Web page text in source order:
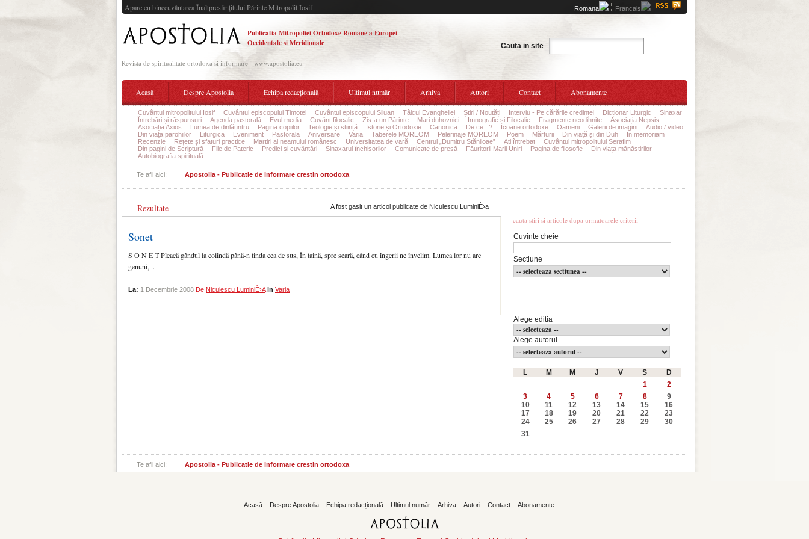
Apare cu binecuvântarea Înaltpresfinţitului Părinte Mitropolit Iosif Romana Francais
Publicatia Mitropoliei Ortodoxe Române a Europei
Occidentale si Meridionale
Revista de spiritualitate ortodoxa si informare - www.apostolia.eu
Cauta in site
Acasă Despre Apostolia Echipa redacțională Ultimul număr Arhiva Autori Contact Abonamente
Cuvântul mitropolitului Iosif Cuvântul episcopului Timotei Cuvântul episcopului Siluan Tâlcul Evangheliei Știri / Noutăți Interviu - Pe cărările credinței Dicționar Liturgic
Sinaxar
Întrebări și răspunsuri
Agenda pastorală Evul media Cuvânt filocalic Zis-a un Părinte Mari duhovnici Imnografie și Filocalie Fragmente neodihnite
Asociația Nepsis
Asociația Axios
Lumea de dinlăuntru Pagina copiilor Teologie și stiință Istorie și Ortodoxie Canonica De ce...? Icoane ortodoxe Oameni Galerii de imagini
Audio / video
Din viața parohiilor
Liturgica Eveniment Pastorala Aniversare Varia Taberele MOREOM Pelerinaje MOREOM Poem Mărturii Din viață și din Duh
In memoriam
Recenzie
Rețete și sfaturi practice Martiri ai neamului românesc Universitatea de vară Centrul „Dumitru Stăniloae” Ati întrebat
Cuvântul mitropolitului Serafim
Din pagini de Scriptură
File de Pateric Predici și cuvântări Sinaxarul închisorilor Comunicate de presă Făuritorii Marii Uniri Pagina de filosofie
Din viața mănăstirilor
Autobiografia spirituală
Te afli aici: Apostolia - Publicatie de informare crestin ortodoxa
Rezultate A fost gasit un articol publicate de Niculescu LuminiÈ›a
Sonet
S O N E T Pleacă gândul la colindă până-n tinda cea de sus, În taină, spre seară, când cu îngerii ne învelim. Lumea lor nu are
genuni,...
La: 1 Decembrie 2008 De Niculescu LuminiÈ›a in Varia
cauta stiri si articole dupa urmatoarele criterii
Cuvinte cheie
Sectiune
Alege editia
Alege autorul
L M M J V S
D
1
2
3
4 5 6 7 8
9
10
11 12 13 14 15
16
17
18 19 20 21 22
23
24
25 26 27 28 29
30
31
Te afli aici: Apostolia - Publicatie de informare crestin ortodoxa
Acasă Despre Apostolia Echipa redacțională Ultimul număr Arhiva Autori Contact Abonamente